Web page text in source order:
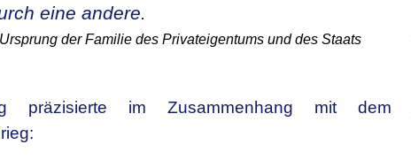
eine andere.
der Familie des Privateigentums und des Staats
präzisierte im Zusammenhang mit dem